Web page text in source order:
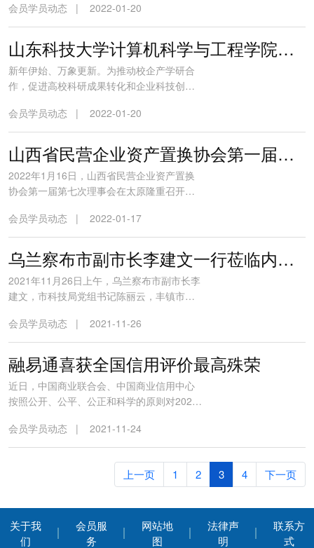
台是中华人民共和国人力资源和社会保障部
所属平台，由国家职业技能提升行动领导小
组办公室、中国就业培训技术指导中心指
导，人力资源和社会保障部事业单位人事服
务中心、中国国家人事人才培训网...
会员学员动态 | 2022-01-20
山东科技大学计算机科学与工程学院与北京华之梦教育科技集团有限公司产学研合作签约暨揭牌仪式成功举行
新年伊始、万象更新。为推动校企产学研合
作，促进高校科研成果转化和企业科技创新
月18日，在华之梦产业园隆重举行山东科技
大学计算机科学与工程学院-北京华之梦教育
科技集团有限公司产学研合作签约暨揭牌仪
式，开启了双方战略合作的序幕。在这知识
经济的时代，科技创新和管...
会员学员动态 | 2022-01-20
山西省民营企业资产置换协会第一届第七次理事会召开
2022年1月16日，山西省民营企业资产置换
协会第一届第七次理事会在太原隆重召开。
建设促进会会长、协会总顾问孙跃进，山西
省人大社会建设委员会副主任杨临生，山西
省人大农村工作委员会副主任程银锁，山西
省政协一级巡视员李岩，吕梁市政协一级巡
视员、山西省工商联副主席隋淑...
会员学员动态 | 2022-01-17
乌兰察布市副市长李建文一行莅临内蒙古爱立特指导工作
2021年11月26日上午，乌兰察布市副市长李
建文，市科技局党组书记陈丽云，丰镇市常
科学技术服务中心主任王晓芳，市政府办政
务六科副科长李少博，市科技局成果转化科
副科长王霞等领导调研参观中国商业联合会
易货贸易分会会员企业内蒙古爱立特纺织有
限公司，并对“戎e购”易购...
会员学员动态 | 2021-11-26
融易通喜获全国信用评价最高殊荣
近日，中国商业联合会、中国商业信用中心
按照公开、公平、公正和科学的原则对2021
公示。融易通（深圳）投资股份有限公司作
为易货行业唯一入选的企业与北京新月联合
汽车有限公司、双星集团有限公司、上海豫
园旅游商城（集团）有限公司、西安市糖酒
会员学员动态 | 2021-11-24
上一页 1 2 3 4 下一页
关于我
们
会员服
务
网站地
图
法律声
明
联系方
式